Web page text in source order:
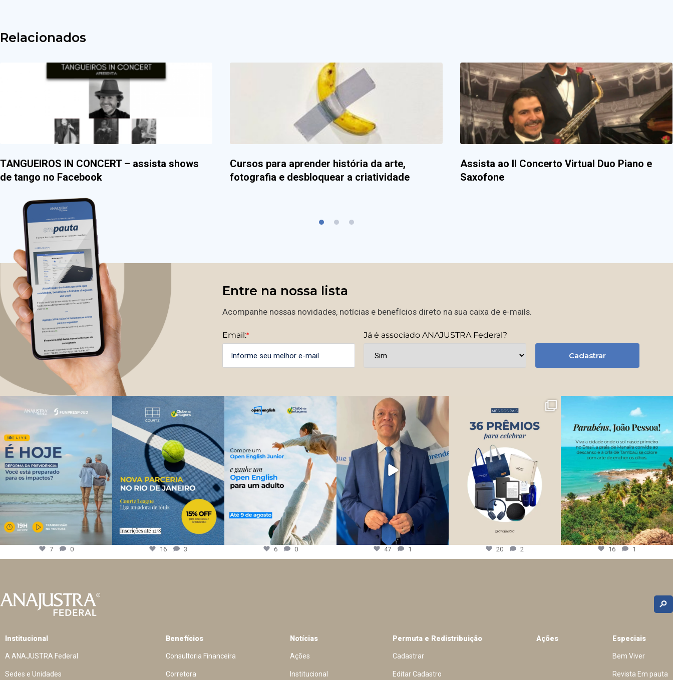
Relacionados
TANGUEIROS IN CONCERT – assista shows
de tango no Facebook
Cursos para aprender história da arte,
fotografia e desbloquear a criatividade
Assista ao II Concerto Virtual Duo Piano e
Saxofone
Entre na nossa lista
Acompanhe nossas novidades, notícias e benefícios direto na sua caixa de e-mails.
Email:* Já é associado ANAJUSTRA Federal?
Cadastrar
7 0 16 3 6 0 47 1 20 2 16 1
Institucional
A ANAJUSTRA Federal
Sedes e Unidades
Benefícios
Consultoria Financeira
Corretora
Notícias
Ações
Institucional
Permuta e Redistribuição
Cadastrar
Editar Cadastro
Ações Especiais
Bem Viver
Revista Em pauta